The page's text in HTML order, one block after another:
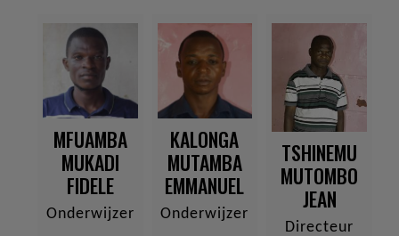
MFUAMBA
MUKADI
FIDELE
Onderwijzer
KALONGA
MUTAMBA
EMMANUEL
Onderwijzer
TSHINEMU
MUTOMBO
JEAN
Directeur